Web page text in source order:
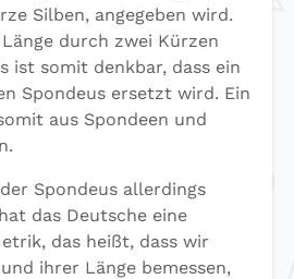
Silben, angegeben wird.
durch zwei Kürzen
ist somit denkbar, dass ein
Spondeus ersetzt wird. Ein
aus Spondeen und
Spondeus allerdings
das Deutsche eine
das heißt, dass wir
ihrer Länge bemessen,